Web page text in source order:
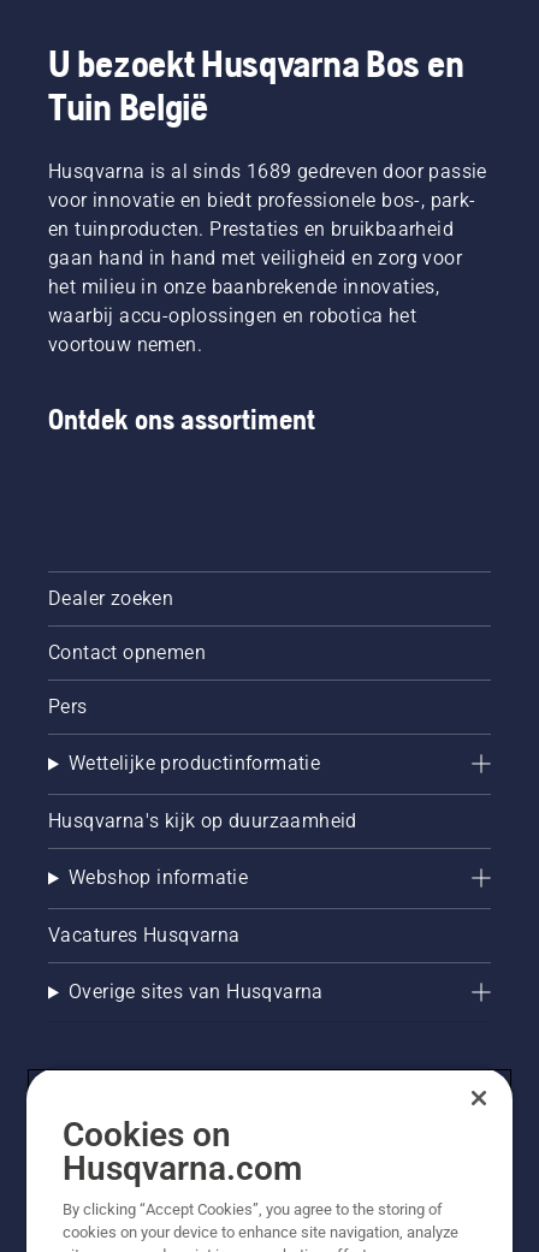
U bezoekt Husqvarna Bos en
Tuin België
Husqvarna is al sinds 1689 gedreven door passie
voor innovatie en biedt professionele bos-, park-
en tuinproducten. Prestaties en bruikbaarheid
gaan hand in hand met veiligheid en zorg voor
het milieu in onze baanbrekende innovaties,
waarbij accu-oplossingen en robotica het
voortouw nemen.
Ontdek ons assortiment
Dealer zoeken
Contact opnemen
Pers
Wettelijke productinformatie
Husqvarna's kijk op duurzaamheid
Webshop informatie
Vacatures Husqvarna
Overige sites van Husqvarna
Cookies on
Husqvarna.com
By clicking “Accept Cookies”, you agree to the storing of
cookies on your device to enhance site navigation, analyze